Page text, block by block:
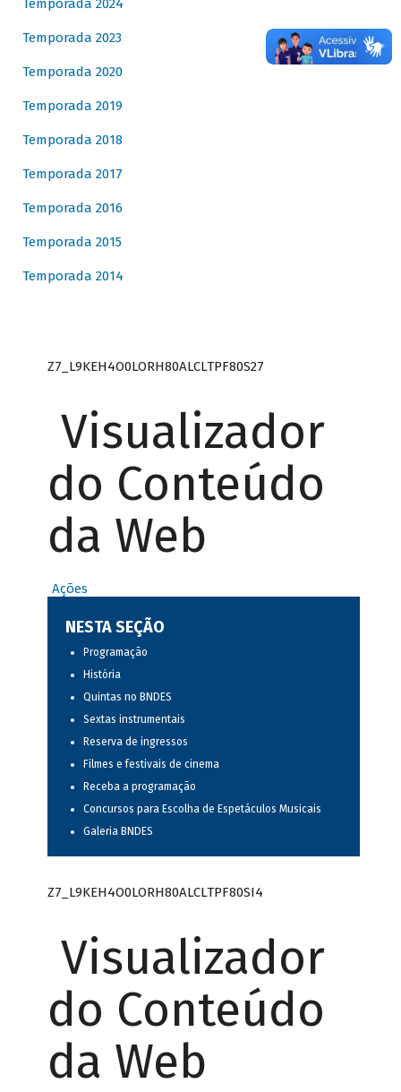
Temporada 2024
Temporada 2023
Temporada 2020
Temporada 2019
Temporada 2018
Temporada 2017
Temporada 2016
Temporada 2015
Temporada 2014
Z7_L9KEH4O0LORH80ALCLTPF80S27
Visualizador
do Conteúdo
da Web
Ações
NESTA SEÇÃO
Programação
História
Quintas no BNDES
Sextas instrumentais
Reserva de ingressos
Filmes e festivais de cinema
Receba a programação
Concursos para Escolha de Espetáculos Musicais
Galeria BNDES
Z7_L9KEH4O0LORH80ALCLTPF80SI4
Visualizador
do Conteúdo
da Web